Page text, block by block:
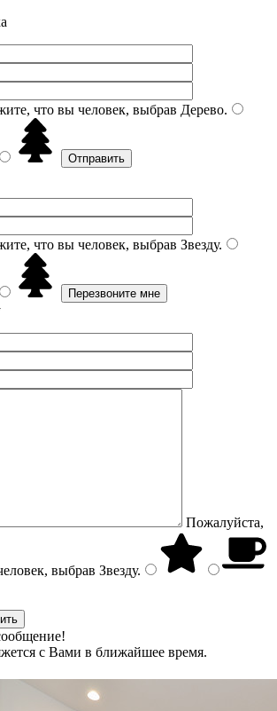
что вы человек, выбрав Дерево.
что вы человек, выбрав Звезду.
Пожалуйста,
выбрав Звезду.
с Вами в ближайшее время.